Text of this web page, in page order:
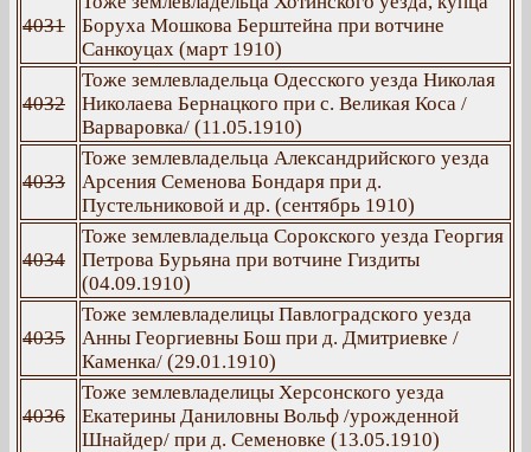
4031
Боруха Мошкова Берштейна при вотчине
Санкоуцах (март 1910)
4032
Тоже землевладельца Одесского уезда Николая
Николаева Бернацкого при с. Великая Коса /
Варваровка/ (11.05.1910)
4033
Тоже землевладельца Александрийского уезда
Арсения Семенова Бондаря при д.
Пустельниковой и др. (сентябрь 1910)
4034
Тоже землевладельца Сорокского уезда Георгия
Петрова Бурьяна при вотчине Гиздиты
(04.09.1910)
4035
Тоже землевладелицы Павлоградского уезда
Анны Георгиевны Бош при д. Дмитриевке /
Каменка/ (29.01.1910)
4036
Тоже землевладелицы Херсонского уезда
Екатерины Даниловны Вольф /урожденной
Шнайдер/ при д. Семеновке (13.05.1910)